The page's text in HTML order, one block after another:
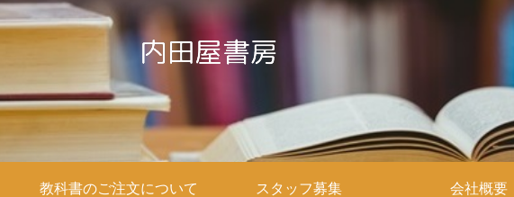
教科書のご注文について スタッフ募集 会社概要